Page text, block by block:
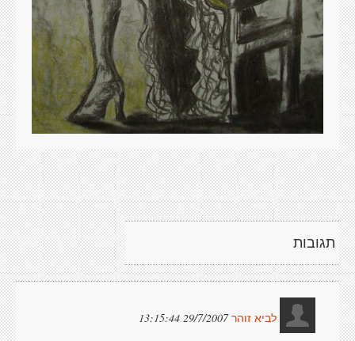
תגובות
לביא זוהר 29/7/2007 13:15:44